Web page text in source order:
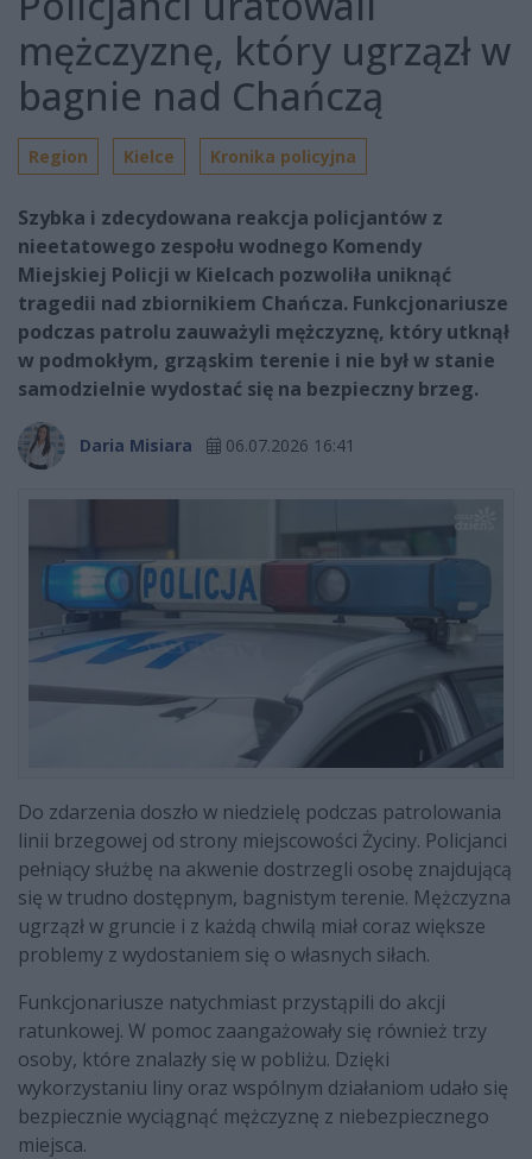
mężczyznę, który ugrzązł w
bagnie nad Chańczą
Region Kielce Kronika policyjna
Szybka i zdecydowana reakcja policjantów z
nieetatowego zespołu wodnego Komendy
Miejskiej Policji w Kielcach pozwoliła uniknąć
tragedii nad zbiornikiem Chańcza. Funkcjonariusze
podczas patrolu zauważyli mężczyznę, który utknął
w podmokłym, grząskim terenie i nie był w stanie
samodzielnie wydostać się na bezpieczny brzeg.
Daria Misiara 06.07.2026 16:41
Do zdarzenia doszło w niedzielę podczas patrolowania
linii brzegowej od strony miejscowości Życiny. Policjanci
pełniący służbę na akwenie dostrzegli osobę znajdującą
się w trudno dostępnym, bagnistym terenie. Mężczyzna
ugrzązł w gruncie i z każdą chwilą miał coraz większe
problemy z wydostaniem się o własnych siłach.
Funkcjonariusze natychmiast przystąpili do akcji
ratunkowej. W pomoc zaangażowały się również trzy
osoby, które znalazły się w pobliżu. Dzięki
wykorzystaniu liny oraz wspólnym działaniom udało się
bezpiecznie wyciągnąć mężczyznę z niebezpiecznego
miejsca.